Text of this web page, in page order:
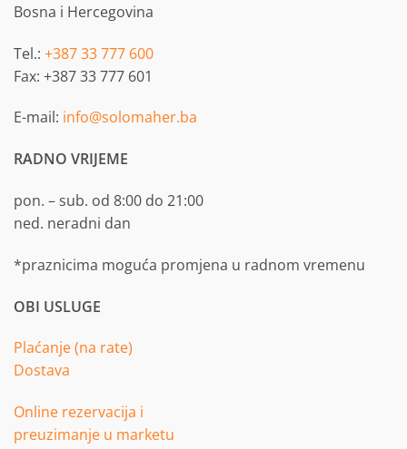
Bosna i Hercegovina
Tel.: +387 33 777 600
Fax: +387 33 777 601
E-mail: info@solomaher.ba
RADNO VRIJEME
pon. – sub. od 8:00 do 21:00
ned. neradni dan
*praznicima moguća promjena u radnom vremenu
OBI USLUGE
Plaćanje (na rate)
Dostava
Online rezervacija i
preuzimanje u marketu